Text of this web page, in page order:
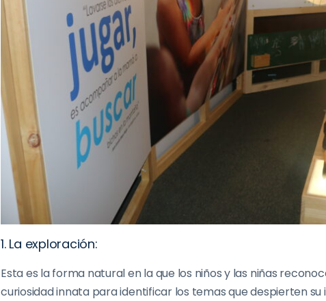
1. La exploración:
Esta es la forma natural en la que los niños y las niñas
curiosidad innata para identificar los temas que despierten su